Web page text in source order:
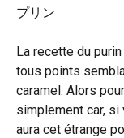
プリン
La recette du
tous points
caramel. Alors
simplement car,
aura cet étrange